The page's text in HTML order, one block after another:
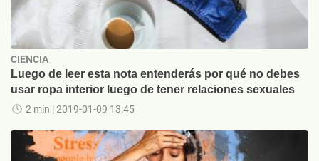
CIENCIA
Luego de leer esta nota entenderás por qué no debes
usar ropa interior luego de tener relaciones sexuales
2 min | 2019-01-09 13:45